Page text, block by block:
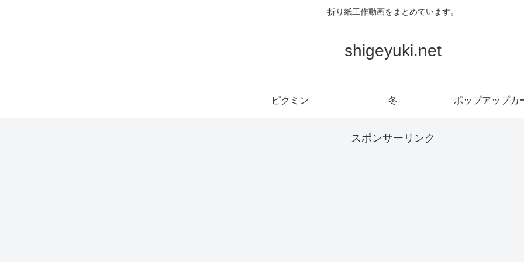
折り紙工作動画をまとめています。
shigeyuki.net
ピクミン 冬 ポップアップカ
スポンサーリンク